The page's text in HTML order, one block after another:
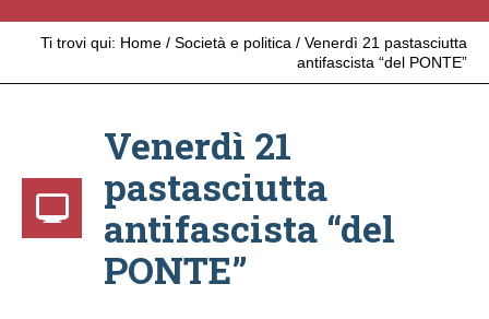
Ti trovi qui: Home / Società e politica / Venerdì 21 pastasciutta
antifascista “del PONTE”
Venerdì 21
pastasciutta
antifascista “del
PONTE”